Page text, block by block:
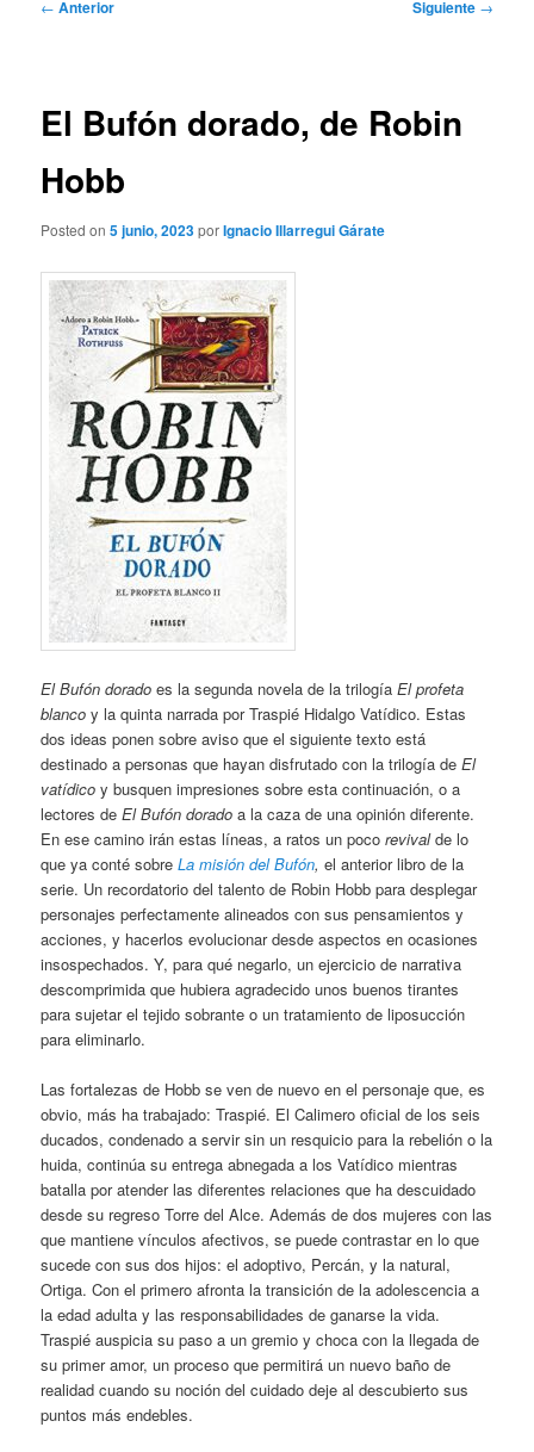
← Anterior Siguiente →
El Bufón dorado, de Robin
Hobb
Posted on5 junio, 2023porIgnacio Illarregui Gárate
El Bufón dorado es la segunda novela de la trilogíaEl profeta
blanco y la quinta narrada por Traspié Hidalgo Vatídico. Estas
dos ideas ponen sobre aviso que el siguiente texto está
destinado a personas que hayan disfrutado con la trilogía deEl
vatídico y busquen impresiones sobre esta continuación, o a
lectores deEl Bufón dorado a la caza de una opinión diferente.
En ese camino irán estas líneas, a ratos un pocorevivalde lo
que ya conté sobreLa misión del Bufón,el anterior libro de la
serie. Un recordatorio del talento de Robin Hobb para desplegar
personajes perfectamente alineados con sus pensamientos y
acciones, y hacerlos evolucionar desde aspectos en ocasiones
insospechados. Y, para qué negarlo, un ejercicio de narrativa
descomprimida que hubiera agradecido unos buenos tirantes
para sujetar el tejido sobrante o un tratamiento de liposucción
para eliminarlo.
Las fortalezas de Hobb se ven de nuevo en el personaje que, es
obvio, más ha trabajado: Traspié. El Calimero oficial de los seis
ducados, condenado a servir sin un resquicio para la rebelión o la
huida, continúa su entrega abnegada a los Vatídico mientras
batalla por atender las diferentes relaciones que ha descuidado
desde su regreso Torre del Alce. Además de dos mujeres con las
que mantiene vínculos afectivos, se puede contrastar en lo que
sucede con sus dos hijos: el adoptivo, Percán, y la natural,
Ortiga. Con el primero afronta la transición de la adolescencia a
la edad adulta y las responsabilidades de ganarse la vida.
Traspié auspicia su paso a un gremio y choca con la llegada de
su primer amor, un proceso que permitirá un nuevo baño de
realidad cuando su noción del cuidado deje al descubierto sus
puntos más endebles.